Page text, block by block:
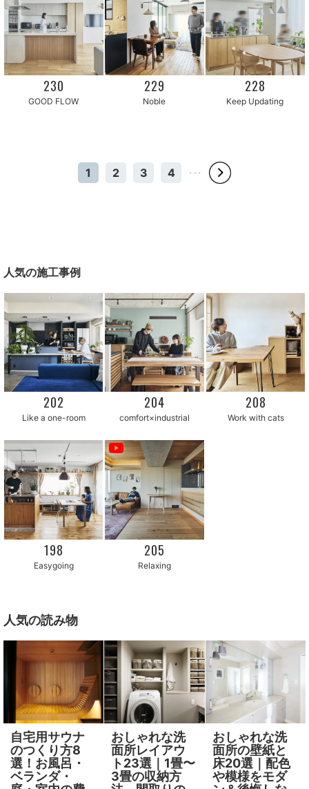
230
GOOD FLOW
229
Noble
228
Keep Updating
1 2 3 4 ・・・
人気の施工事例
202
Like a one-room
204
comfort×industrial
208
Work with cats
198
Easygoing
205
Relaxing
人気の読み物
自宅用サウナ
のつくり方8
選！お風呂・
ベランダ・
おしゃれな洗
面所レイアウ
ト23選｜1畳〜
3畳の収納方
おしゃれな洗
面所の壁紙と
床20選｜配色
や模様をモダ